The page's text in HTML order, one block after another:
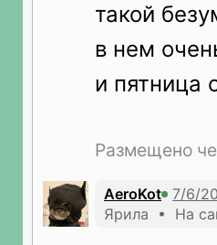
такой
в нем
и пятница
Размещено
AeroKot
Ярила • На